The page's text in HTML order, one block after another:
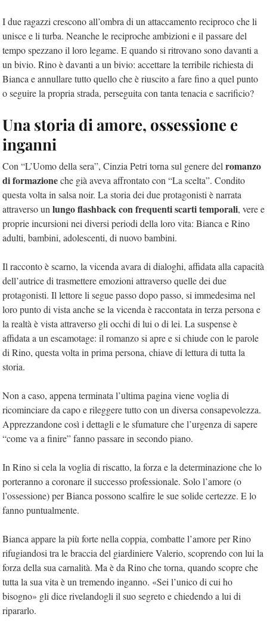
I due ragazzi crescono all’ombra di un attaccamento reciproco che li
unisce e li turba. Neanche le reciproche ambizioni e il passare del
tempo spezzano il loro legame. E quando si ritrovano sono davanti a
un bivio. Rino è davanti a un bivio: accettare la terribile richiesta di
Bianca e annullare tutto quello che è riuscito a fare fino a quel punto
o seguire la propria strada, perseguita con tanta tenacia e sacrificio?
Una storia di amore, ossessione e
inganni
Con “L’Uomo della sera”, Cinzia Petri torna sul genere del romanzo
di formazioneche già aveva affrontato con “La scelta”. Condito
questa volta in salsa noir. La storia dei due protagonisti è narrata
attraverso un lungo flashback con frequenti scarti temporali, vere e
proprie incursioni nei diversi periodi della loro vita: Bianca e Rino
adulti, bambini, adolescenti, di nuovo bambini.
Il racconto è scarno, la vicenda avara di dialoghi, affidata alla capacità
dell’autrice di trasmettere emozioni attraverso quelle dei due
protagonisti. Il lettore li segue passo dopo passo, si immedesima nel
loro punto di vista anche se la vicenda è raccontata in terza persona e
la realtà è vista attraverso gli occhi di lui o di lei. La suspense è
affidata a un escamotage: il romanzo si apre e si chiude con le parole
di Rino, questa volta in prima persona, chiave di lettura di tutta la
storia.
Non a caso, appena terminata l’ultima pagina viene voglia di
ricominciare da capo e rileggere tutto con un diversa consapevolezza.
Apprezzandone così i dettagli e le sfumature che l’urgenza di sapere
“come va a finire” fanno passare in secondo piano.
In Rino si cela la voglia di riscatto, la forza e la determinazione che lo
porteranno a coronare il successo professionale. Solo l’amore (o
l’ossessione) per Bianca possono scalfire le sue solide certezze. E lo
fanno puntualmente.
Bianca appare la più forte nella coppia, combatte l’amore per Rino
rifugiandosi tra le braccia del giardiniere Valerio, scoprendo con lui la
forza della sua carnalità. Ma è da Rino che torna, quando scopre che
tutta la sua vita è un tremendo inganno. «Sei l’unico di cui ho
bisogno» gli dice rivelandogli il suo segreto e chiedendo a lui di
ripararlo.